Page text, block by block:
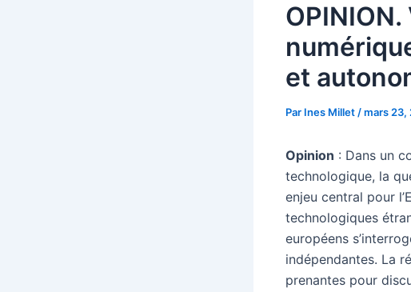
et
Par Ines Millet /mars 23,
Opinion : Dans un
technologique, la
enjeu central pour
technologiques
européens
indépendantes. La
prenantes pour